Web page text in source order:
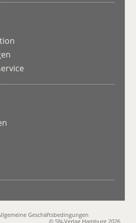
Geschäftsbedingungen
© SN-Verlag Hamburg 2026